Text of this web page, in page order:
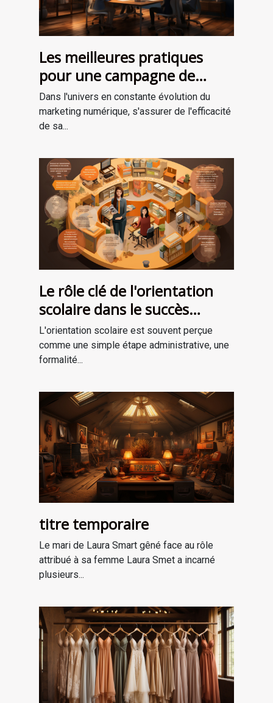
Les meilleures pratiques
pour une campagne de
marketing numérique
réussie
Dans l'univers en constante évolution du
marketing numérique, s'assurer de l'efficacité
de sa...
Le rôle clé de l'orientation
scolaire dans le succès
professionnel
L'orientation scolaire est souvent perçue
comme une simple étape administrative, une
formalité...
titre temporaire
Le mari de Laura Smart gêné face au rôle
attribué à sa femme Laura Smet a incarné
plusieurs...